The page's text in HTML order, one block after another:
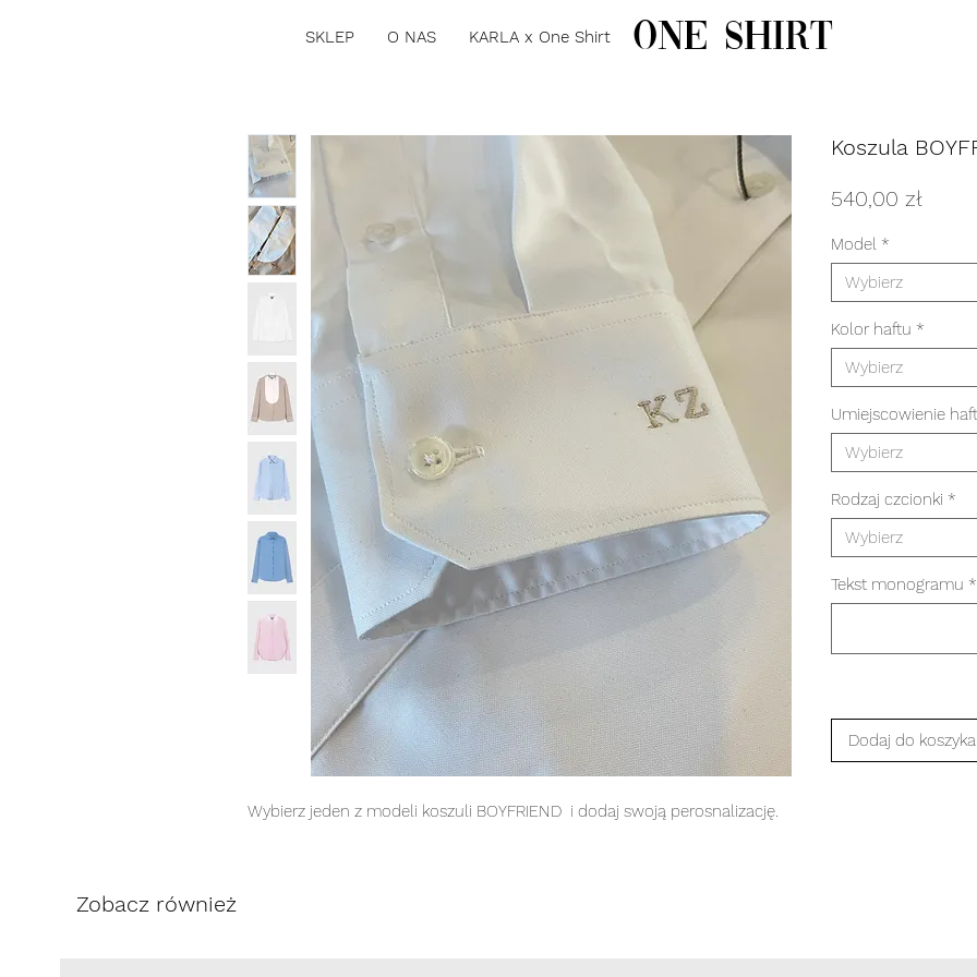
SKLEP O NAS KARLA x One Shirt one shirt
Wybierz jeden z modeli koszuli BOYFRIEND i dodaj swoją perosnalizację.
Koszula
540,00 złCena
Model *
Wybierz
Kolor haftu *
Wybierz
Umiejscowienie
Wybierz
Rodzaj czcionki *
Wybierz
Tekst monogramu *
Dodaj do koszyka
Zobacz również